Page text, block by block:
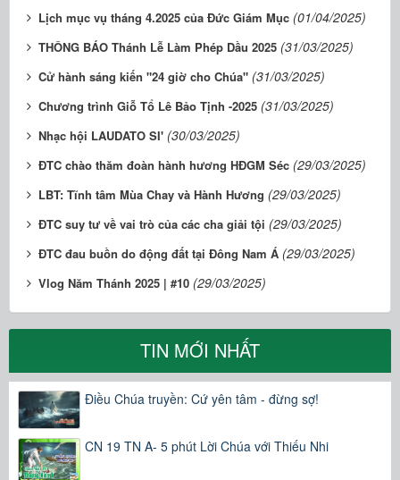
Lịch mục vụ tháng 4.2025 của Đức Giám Mục (01/04/2025)
THÔNG BÁO Thánh Lễ Làm Phép Dầu 2025 (31/03/2025)
Cử hành sáng kiến "24 giờ cho Chúa" (31/03/2025)
Chương trình Giỗ Tổ Lê Bảo Tịnh -2025 (31/03/2025)
Nhạc hội LAUDATO SI' (30/03/2025)
ĐTC chào thăm đoàn hành hương HĐGM Séc (29/03/2025)
LBT: Tĩnh tâm Mùa Chay và Hành Hương (29/03/2025)
ĐTC suy tư về vai trò của các cha giải tội (29/03/2025)
ĐTC đau buồn do động đất tại Đông Nam Á (29/03/2025)
Vlog Năm Thánh 2025 | #10 (29/03/2025)
TIN MỚI NHẤT
Điều Chúa truyền: Cứ yên tâm - đừng sợ!
CN 19 TN A- 5 phút Lời Chúa với Thiếu Nhi